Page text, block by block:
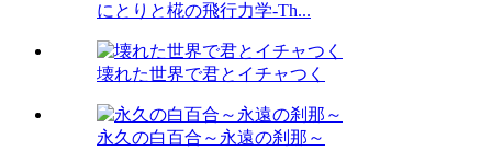
にとりと椛の飛行力学-Th...
壊れた世界で君とイチャつく
永久の白百合～永遠の刹那～